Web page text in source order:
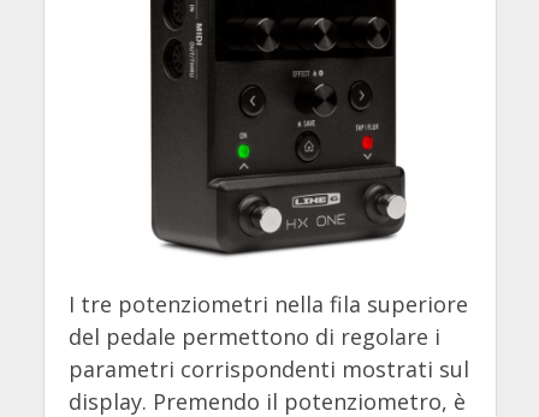
I tre potenziometri nella fila superiore
del pedale permettono di regolare i
parametri corrispondenti mostrati sul
display. Premendo il potenziometro, è